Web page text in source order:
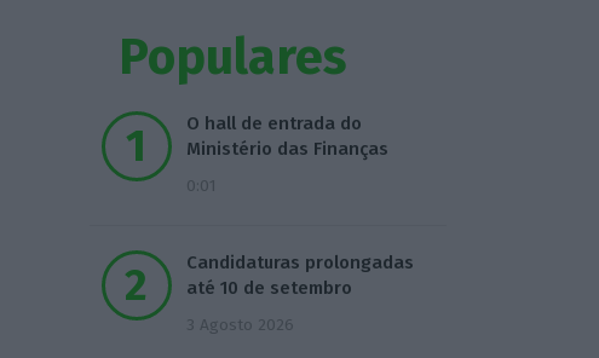
Populares
O hall de entrada do
Ministério das Finanças
0:01
Candidaturas prolongadas
até 10 de setembro
3 Agosto 2026